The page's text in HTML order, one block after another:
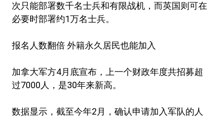
次只能部署数千名士兵和有限战机，而英国则可在
必要时部署约1万名士兵。
报名人数翻倍 外籍永久居民也能加入
加拿大军方4月底宣布，上一个财政年度共招募超
过7000人，是30年来新高。
数据显示，截至今年2月，确认申请加入军队的人